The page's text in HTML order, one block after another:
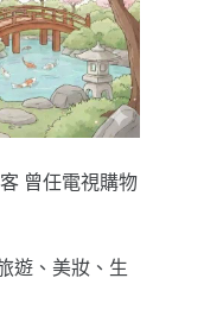
曾任電視購物
遊、美妝、生